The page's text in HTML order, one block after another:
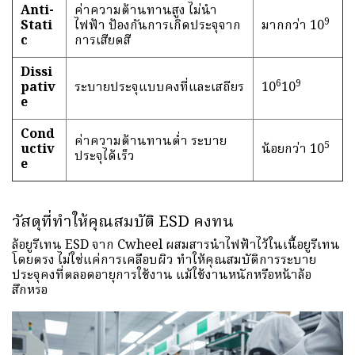
Anti-
Stati
c
ค่าความต้านทานสูง ไม่นำ
ไฟฟ้า ป้องกันการเกิดประจุจาก
การเสียดสี
มากกว่า 109
Dissi
pativ
e
ระบายประจุแบบคงที่และเสถียร 106109
Cond
uctiv
e
ค่าความต้านทานต่ำ ระบาย
ประจุได้เร็ว น้อยกว่า 105
วัสดุที่ทำให้คุณสมบัติ ESD คงทน
ล้อยูรีเทน ESD จาก Cwheel ผสมสารนำไฟฟ้าไว้ในเนื้อยูรีเทน
โดยตรง ไม่ใช่แค่การเคลือบผิว ทำให้คุณสมบัติการระบาย
ประจุคงที่ตลอดอายุการใช้งาน แม้ใช้งานหนักหรือหน้าล้อ
สึกหรอ